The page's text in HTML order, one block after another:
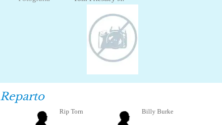
Reparto
Rip Torn Billy Burke